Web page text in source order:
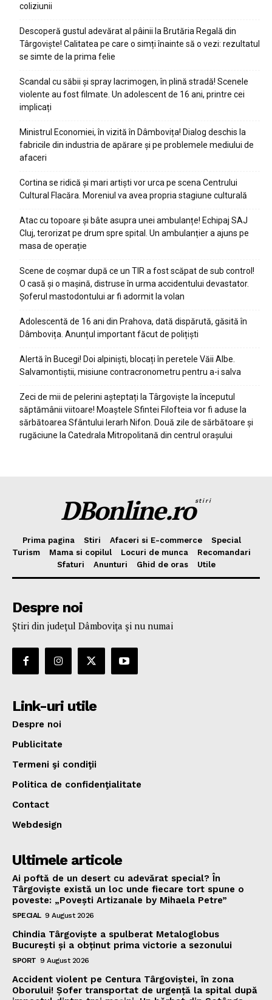
coliziunii
Descoperă gustul adevărat al pâinii la Brutăria Regală din
Târgoviște! Calitatea pe care o simți înainte să o vezi: rezultatul
se simte de la prima felie
Scandal cu săbii și spray lacrimogen, în plină stradă! Scenele
violente au fost filmate. Un adolescent de 16 ani, printre cei
implicați
Ministrul Economiei, în vizită în Dâmbovița! Dialog deschis la
fabricile din industria de apărare și pe problemele mediului de
afaceri
Cortina se ridică și mari artiști vor urca pe scena Centrului
Cultural Flacăra. Moreniul va avea propria stagiune culturală
Atac cu topoare și bâte asupra unei ambulanțe! Echipaj SAJ
Cluj, terorizat pe drum spre spital. Un ambulanțier a ajuns pe
masa de operație
Scene de coșmar după ce un TIR a fost scăpat de sub control!
O casă și o mașină, distruse în urma accidentului devastator.
Șoferul mastodontului ar fi adormit la volan
Adolescentă de 16 ani din Prahova, dată dispărută, găsită în
Dâmbovița. Anunțul important făcut de polițiști
Alertă în Bucegi! Doi alpiniști, blocați în peretele Văii Albe.
Salvamontiștii, misiune contracronometru pentru a-i salva
Zeci de mii de pelerini așteptați la Târgoviște la începutul
săptămânii viitoare! Moaștele Sfintei Filofteia vor fi aduse la
sărbătoarea Sfântului Ierarh Nifon. Două zile de sărbătoare și
rugăciune la Catedrala Mitropolitană din centrul orașului
DBonline.rostiri
Prima pagina Stiri Afaceri si E-commerce
Special
Turism
Mama si copilul Locuri de munca
Recomandari
Sfaturi
Anunturi Ghid de oras Utile
Despre noi
Ştiri din judeţul Dâmboviţa şi nu numai
Link-uri utile
Despre noi
Publicitate
Termeni şi condiţii
Politica de confidenţialitate
Contact
Webdesign
Ultimele articole
Ai poftă de un desert cu adevărat special? În
Târgoviște există un loc unde fiecare tort spune o
poveste: „Povești Artizanale by Mihaela Petre”
SPECIAL 9 August 2026
Chindia Târgoviște a spulberat Metaloglobus
București și a obținut prima victorie a sezonului
SPORT 9 August 2026
Accident violent pe Centura Târgoviștei, în zona
Oborului! Șofer transportat de urgență la spital după